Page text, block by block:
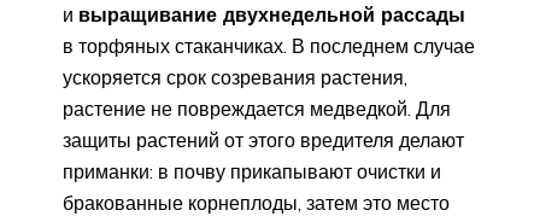
и выращивание двухнедельной рассады
в торфяных стаканчиках. В последнем случае
ускоряется срок созревания растения,
растение не повреждается медведкой. Для
защиты растений от этого вредителя делают
приманки: в почву прикапывают очистки и
бракованные корнеплоды, затем это место